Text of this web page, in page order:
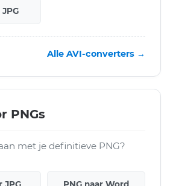
Alle AVI-converters →
PNGs
met je definitieve PNG?